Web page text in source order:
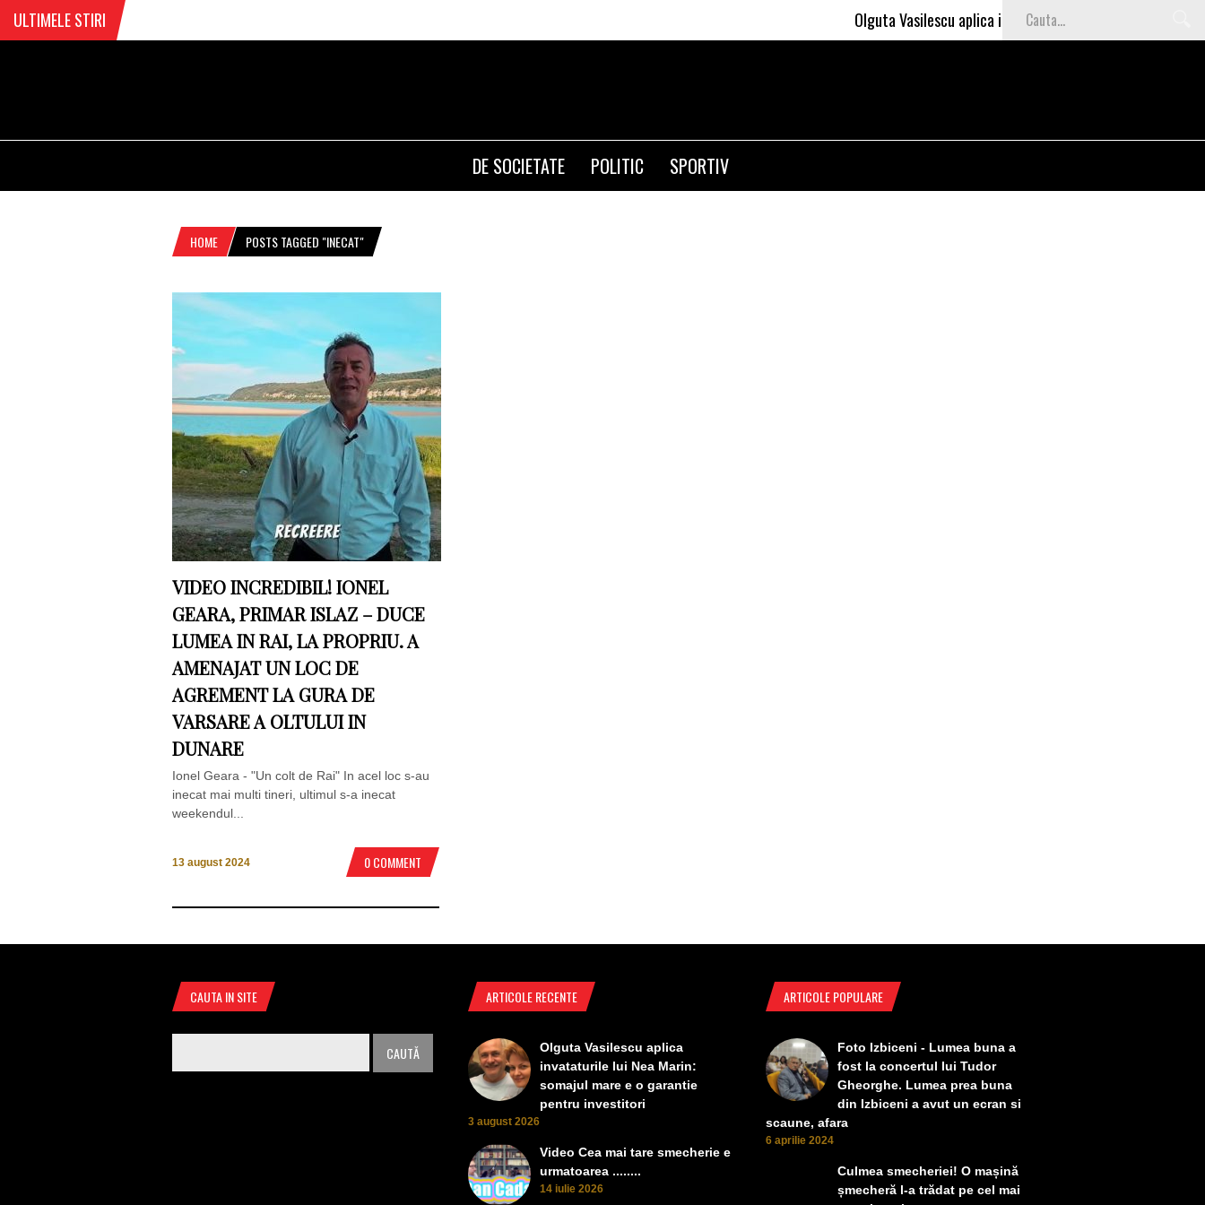
ULTIMELE STIRI Olguta Vasilescu aplica invataturile lui Nea Marin: somajul
DE SOCIETATE POLITIC SPORTIV
HOME POSTS TAGGED "INECAT"
VIDEO INCREDIBIL! IONEL
GEARA, PRIMAR ISLAZ – DUCE
LUMEA IN RAI, LA PROPRIU. A
AMENAJAT UN LOC DE
AGREMENT LA GURA DE
VARSARE A OLTULUI IN
DUNARE
Ionel Geara - "Un colt de Rai" In acel loc s-au
inecat mai multi tineri, ultimul s-a inecat
weekendul...
13 august 2024 0 COMMENT
CAUTA IN SITE ARTICOLE RECENTE
Olguta Vasilescu aplica
invataturile lui Nea Marin:
somajul mare e o garantie
pentru investitori
3 august 2026
Video Cea mai tare smecherie e
urmatoarea ........
14 iulie 2026
ARTICOLE POPULARE
Foto Izbiceni - Lumea buna a
fost la concertul lui Tudor
Gheorghe. Lumea prea buna
din Izbiceni a avut un ecran si
scaune, afara
6 aprilie 2024
Culmea smecheriei! O mașină
șmecheră l-a trădat pe cel mai